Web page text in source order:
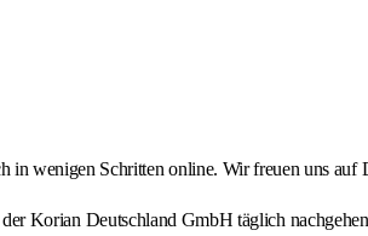
in wenigen Schritten online. Wir freuen uns auf
Korian Deutschland GmbH täglich